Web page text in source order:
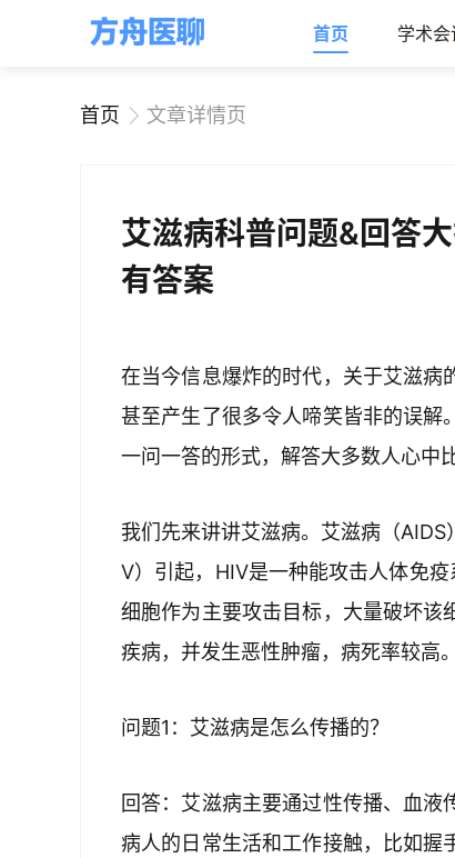
首页 学术会
首页 文章详情页
艾滋病科普问题&回答
有答案
在当今信息爆炸的时代，关于艾滋病
甚至产生了很多令人啼笑皆非的误解
一问一答的形式，解答大多数人心中
我们先来讲讲艾滋病。艾滋病（
V）引起，HIV是一种能攻击人体免
细胞作为主要攻击目标，大量破坏该
疾病，并发生恶性肿瘤，病死率较高。
问题1：艾滋病是怎么传播的？
回答：艾滋病主要通过性传播、血
病人的日常生活和工作接触，比如握